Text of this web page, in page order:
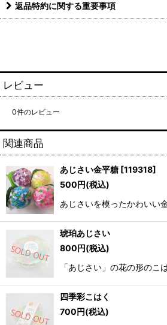
返品特約に関する重要事項
レビュー
0件のレビュー
関連商品
あじさい金平糖 [119318]
500円(税込)
あじさいを模ったかわいい
琥珀あじさい
800円(税込)
「あじさい」の花の形のこ
四季彩こはく
700円(税込)